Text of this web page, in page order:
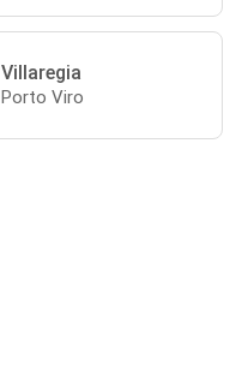
Villaregia
Porto Viro